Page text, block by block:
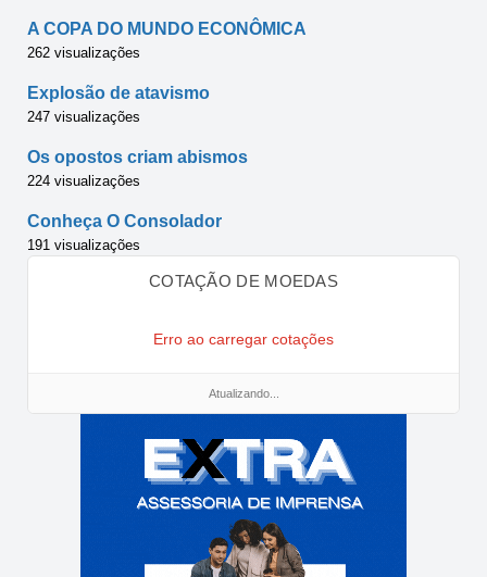
A COPA DO MUNDO ECONÔMICA
262 visualizações
Explosão de atavismo
247 visualizações
Os opostos criam abismos
224 visualizações
Conheça O Consolador
191 visualizações
COTAÇÃO DE MOEDAS
Erro ao carregar cotações
Atualizando...